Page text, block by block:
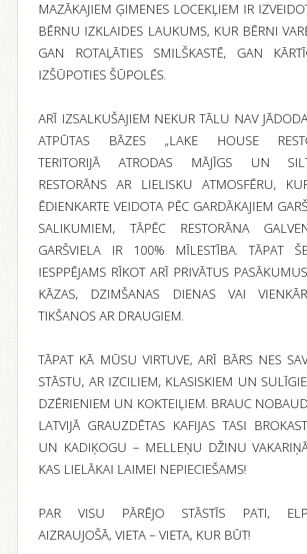
MAZĀKAJIEM ĢIMENES LOCEKĻIEM IR
BĒRNU IZKLAIDES LAUKUMS, KUR BĒRNI
GAN ROTAĻĀTIES SMILŠKASTĒ, GAN
IZŠŪPOTIES ŠŪPOLĒS.
ARĪ IZSALKUŠAJIEM NEKUR TĀLU NAV
ATPŪTAS BĀZES „LAKE HOUSE
TERITORIJĀ ATRODAS MĀJĪGS UN
RESTORĀNS AR LIELISKU ATMOSFĒRU,
ĒDIENKARTE VEIDOTA PĒC GARDĀKAJIEM
SALIKUMIEM, TĀPĒC RESTORĀNA
GARŠVIELA IR 100% MĪLESTĪBA. TĀPAT
IESPPĒJAMS RĪKOT ARĪ PRIVĀTUS
KĀZAS, DZIMŠANAS DIENAS VAI
TIKŠANOS AR DRAUGIEM.
TĀPAT KĀ MŪSU VIRTUVE, ARĪ BĀRS NES
STĀSTU, AR IZCILIEM, KLASISKIEM UN
DZĒRIENIEM UN KOKTEIĻIEM. BRAUC
LATVIJĀ GRAUZDĒTAS KAFIJAS TASI
UN KADIĶOGU – MELLEŅU DŽINU
KAS LIELĀKAI LAIMEI NEPIECIEŠAMS!
PAR VISU PĀRĒJO STĀSTĪS PATI,
AIZRAUJOŠĀ, VIETA – VIETA, KUR BŪT!